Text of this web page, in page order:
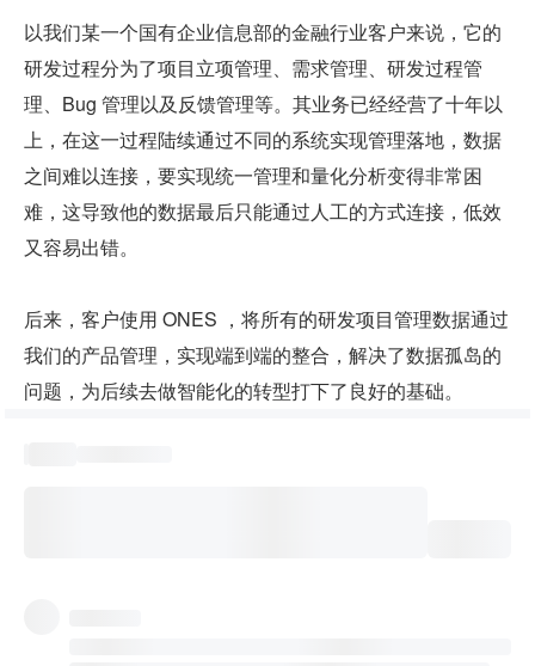
以我们某一个国有企业信息部的金融行业客户来说，它的
研发过程分为了项目立项管理、需求管理、研发过程管
理、Bug 管理以及反馈管理等。其业务已经经营了十年以
上，在这一过程陆续通过不同的系统实现管理落地，数据
之间难以连接，要实现统一管理和量化分析变得非常困
难，这导致他的数据最后只能通过人工的方式连接，低效
又容易出错。
后来，客户使用 ONES ，将所有的研发项目管理数据通过
我们的产品管理，实现端到端的整合，解决了数据孤岛的
问题，为后续去做智能化的转型打下了良好的基础。